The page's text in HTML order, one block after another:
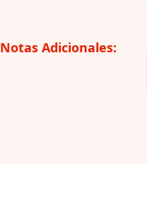
Notas Adicionales: